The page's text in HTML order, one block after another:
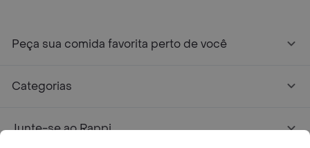
Peça sua comida favorita perto de você
Categorias
Junte-se ao Rappi